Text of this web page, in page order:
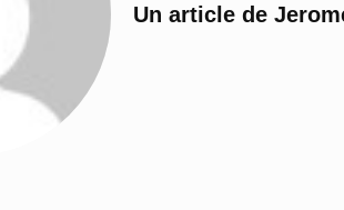
Un article de